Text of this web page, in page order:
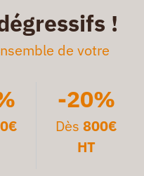
!
de votre
-20%
Dès 800€
HT